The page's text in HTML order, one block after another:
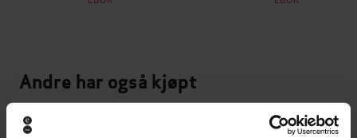
Andre har også kjøpt
Premium